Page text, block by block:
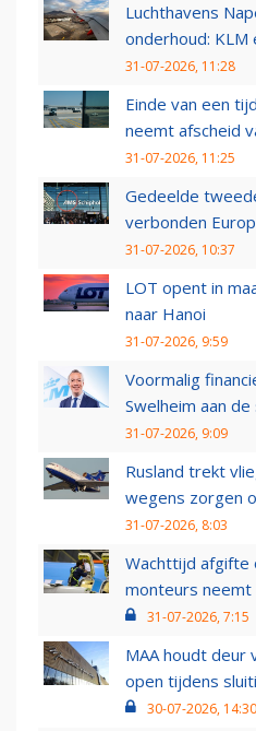
Luchthavens
onderhoud: KLM
31-07-2026, 11:28
Einde van een
neemt afscheid
31-07-2026, 11:25
Gedeelde
verbonden
31-07-2026, 10:37
LOT opent in
naar Hanoi
31-07-2026, 9:59
Voormalig
Swelheim aan
31-07-2026, 9:09
Rusland trekt
wegens zorgen
31-07-2026, 8:03
Wachttijd afgifte
monteurs
31-07-2026, 7:15
MAA houdt deur
open tijdens
30-07-2026, 14:30